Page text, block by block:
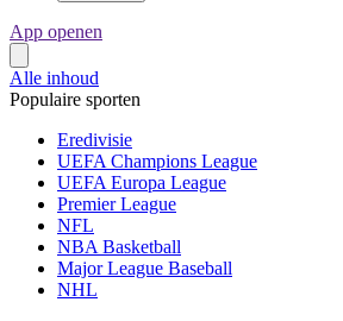
App openen
Alle inhoud
Populaire sporten
Eredivisie
UEFA Champions League
UEFA Europa League
Premier League
NFL
NBA Basketball
Major League Baseball
NHL